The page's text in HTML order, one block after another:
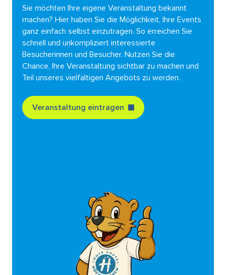
Sie möchten Ihre eigene Veranstaltung bekannt
machen? Hier haben Sie die Möglichkeit, Ihre Events
ganz einfach selbst einzutragen. So erreichen Sie
schnell und unkompliziert interessierte
Besucherinnen und Besucher. Nutzen Sie die
Chance, Ihre Veranstaltung sichtbar zu machen und
Teil unseres vielfältigen Angebots zu werden.
Veranstaltung eintragen